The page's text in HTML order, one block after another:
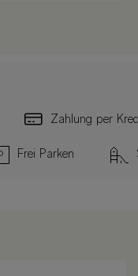
Zahlung per
Frei Parken